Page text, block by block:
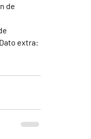
de
extra: